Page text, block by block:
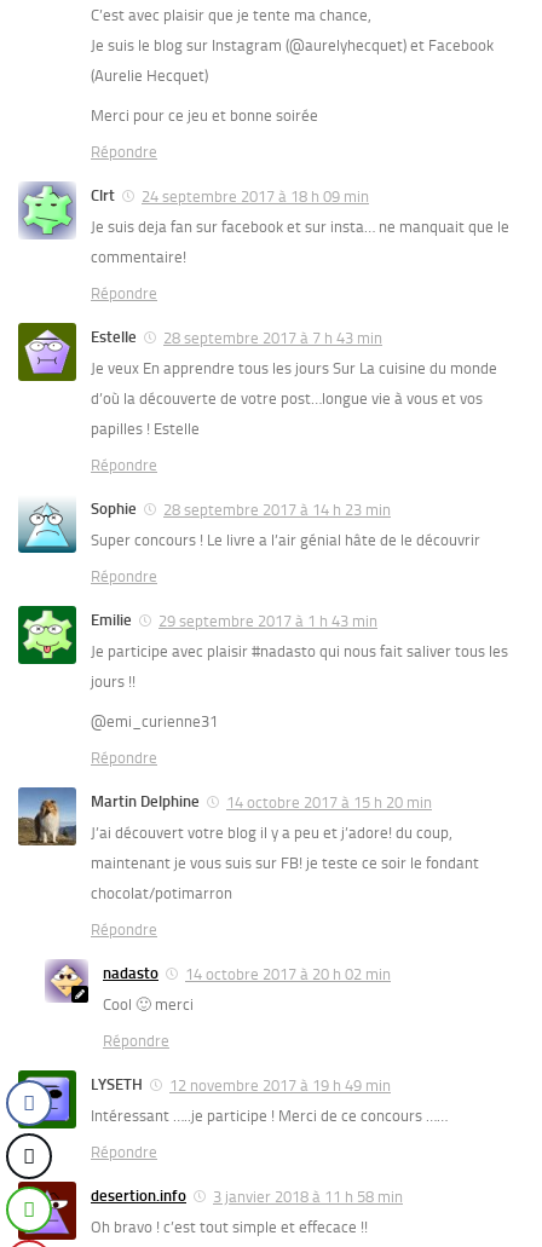
C’est avec plaisir que je tente ma chance,
Je suis le blog sur Instagram (@aurelyhecquet) et Facebook
(Aurelie Hecquet)
Merci pour ce jeu et bonne soirée
Répondre
Clrt
24 septembre 2017 à 18 h 09 min
Je suis deja fan sur facebook et sur insta… ne manquait que le
commentaire!
Répondre
Estelle
28 septembre 2017 à 7 h 43 min
Je veux En apprendre tous les jours Sur La cuisine du monde
d’où la découverte de votre post…longue vie à vous et vos
papilles ! Estelle
Répondre
Sophie
28 septembre 2017 à 14 h 23 min
Super concours ! Le livre a l’air génial hâte de le découvrir
Répondre
Emilie
29 septembre 2017 à 1 h 43 min
Je participe avec plaisir #nadasto qui nous fait saliver tous les
jours !!
@emi_curienne31
Répondre
Martin Delphine
14 octobre 2017 à 15 h 20 min
J’ai découvert votre blog il y a peu et j’adore! du coup,
maintenant je vous suis sur FB! je teste ce soir le fondant
chocolat/potimarron
Répondre
nadasto
14 octobre 2017 à 20 h 02 min
Cool 🙂 merci
Répondre
LYSETH
12 novembre 2017 à 19 h 49 min
Intéressant …..je participe ! Merci de ce concours ……
Répondre
desertion.info
3 janvier 2018 à 11 h 58 min
Oh bravo ! c’est tout simple et effecace !!